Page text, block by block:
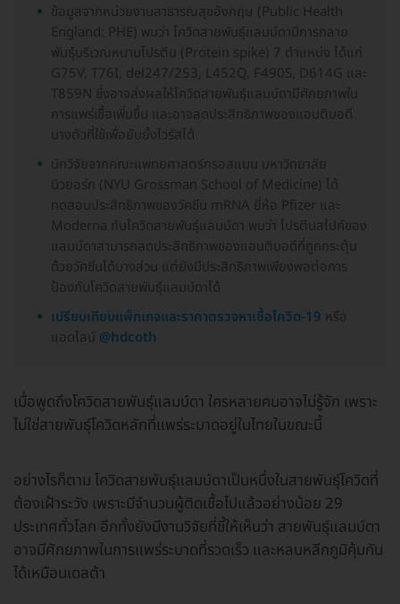
ข้อมูลจากหน่วยงานสาธารณสุขอังกฤษ (Public Health
England: PHE) พบว่า โควิดสายพันธุ์แลมบ์ดามีการกลาย
พันธุ์บริเวณหนามโปรตีน (Protein spike) 7 ตำแหน่ง ได้แก่
G75V, T76I, del247/253, L452Q, F490S, D614G และ
T859N ซึ่งอาจส่งผลให้โควิดสายพันธุ์แลมบ์ดามีศักยภาพใน
การแพร่เชื้อเพิ่มขึ้น และอาจลดประสิทธิภาพของแอนติบอดี
บางตัวที่ใช้เพื่อยับยั้งไวรัสได้
นักวิจัยจากคณะแพทยศาสตร์กรอสแมน มหาวิทยาลัย
นิวยอร์ก (NYU Grossman School of Medicine) ได้
ทดสอบประสิทธิภาพของวัคซีน mRNA ยี่ห้อ Pfizer และ
Moderna กับโควิดสายพันธุ์แลมบ์ดา พบว่า โปรตีนสไปค์ของ
แลมบ์ดาสามารถลดประสิทธิภาพของแอนติบอดีที่ถูกกระตุ้น
ด้วยวัคซีนได้บางส่วน แต่ยังมีประสิทธิภาพเพียงพอต่อการ
ป้องกันโควิดสายพันธุ์แลมบ์ดาได้
เปรียบเทียบแพ็กเกจและราคาตรวจหาเชื้อโควิด-19 หรือ
แอดไลน์ @hdcoth
เมื่อพูดถึงโควิดสายพันธุ์แลมบ์ดา ใครหลายคนอาจไม่รู้จัก เพราะ
ไม่ใช่สายพันธุ์โควิดหลักที่แพร่ระบาดอยู่ในไทยในขณะนี้
อย่างไรก็ตาม โควิดสายพันธุ์แลมบ์ดาเป็นหนึ่งในสายพันธุ์โควิดที่
ต้องเฝ้าระวัง เพราะมีจำนวนผู้ติดเชื้อไปแล้วอย่างน้อย 29
ประเทศทั่วโลก อีกทั้งยังมีงานวิจัยที่ชี้ให้เห็นว่า สายพันธุ์แลมบ์ดา
อาจมีศักยภาพในการแพร่ระบาดที่รวดเร็ว และหลบหลีกภูมิคุ้มกัน
ได้เหมือนเดลต้า